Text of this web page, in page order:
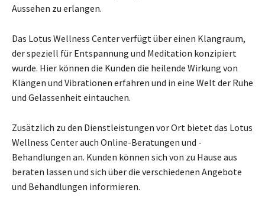
Aussehen zu erlangen.
Das Lotus Wellness Center verfügt über einen Klangraum,
der speziell für Entspannung und Meditation konzipiert
wurde. Hier können die Kunden die heilende Wirkung von
Klängen und Vibrationen erfahren und in eine Welt der Ruhe
und Gelassenheit eintauchen.
Zusätzlich zu den Dienstleistungen vor Ort bietet das Lotus
Wellness Center auch Online-Beratungen und -
Behandlungen an. Kunden können sich von zu Hause aus
beraten lassen und sich über die verschiedenen Angebote
und Behandlungen informieren.